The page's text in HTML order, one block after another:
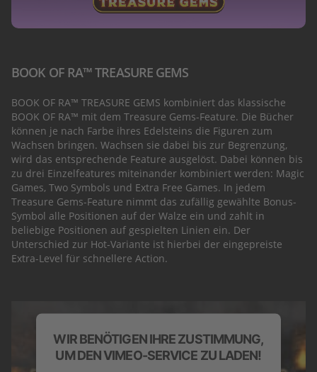
BOOK OF RA™ TREASURE GEMS
BOOK OF RA™ TREASURE GEMS kombiniert das klassische
BOOK OF RA™ mit dem Treasure Gems-Feature. Die Bücher
können je nach Farbe ihres Edelsteins die Figuren zum
Wachsen bringen. Wachsen sie dabei bis zur Begrenzung,
wird das entsprechende Feature ausgelöst. Dabei können bis
zu drei Einzelfeatures miteinander kombiniert werden: Magic
Games, Two Symbols und Extra Free Games. In jedem
Treasure Gems-Feature nimmt das zufällig gewählte Bonus-
Symbol alle Positionen auf der Walze ein und zahlt in
beliebige Positionen auf gespielten Linien ein. Der
Unterschied zur Hot-Variante ist hierbei der eingepreiste
Extra-Level für schnellere Action.
WIR BENÖTIGEN IHRE ZUSTIMMUNG,
UM DEN VIMEO-SERVICE ZU LADEN!